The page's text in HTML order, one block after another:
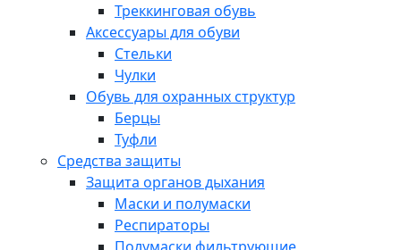
Треккинговая обувь
Аксессуары для обуви
Стельки
Чулки
Обувь для охранных структур
Берцы
Туфли
Средства защиты
Защита органов дыхания
Маски и полумаски
Респираторы